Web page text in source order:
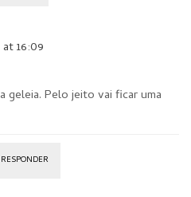
16:09
geleia. Pelo jeito vai ficar uma
RESPONDER